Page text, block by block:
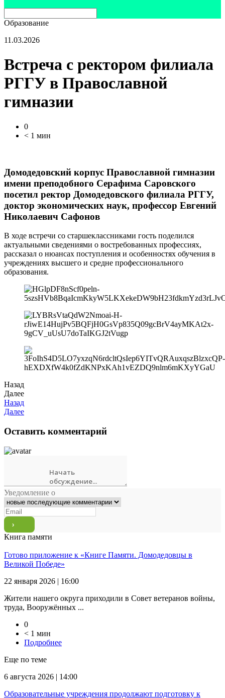
Образование
11.03.2026
Встреча с ректором филиала
РГГУ в Православной
гимназии
0
< 1 мин
Домодедовский корпус Православной гимназии
имени преподобного Серафима Саровского
посетил ректор Домодедовского филиала РГГУ,
доктор экономических наук, профессор Евгений
Николаевич Сафонов
В ходе встречи со старшеклассниками гость поделился
актуальными сведениями о востребованных профессиях,
рассказал о нюансах поступления и особенностях обучения в
учреждениях высшего и средне профессионального
образования.
Назад
Далее
Назад
Далее
Оставить комментарий
Уведомление о
Книга памяти
Готово приложение к «Книге Памяти. Домодедовцы в
Великой Победе»
22 января 2026 | 16:00
Жители нашего округа приходили в Совет ветеранов войны,
труда, Вооружённых ...
0
< 1 мин
Подробнее
Еще по теме
6 августа 2026 | 14:00
Образовательные учреждения продолжают подготовку к